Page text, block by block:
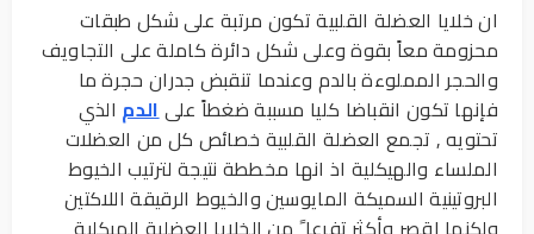
ان خلايا العضلة القلبية تكون مرتبة على شكل طبقات
محزومة معاً بقوة وعلى شكل دائرة كاملة على التجاويف
والحجر المملوءة بالدم وعندما تنقبض جدران حجرة ما
فإنها تكون انقباضا كليا مسببة ضغطاً علىالدم الذي
تحتويه , تجمع العضلة القلبية خصائص كل من العضلات
الملساء والهيكلية اذ انها مخططة نتيجة لترتيب الخيوط
البروتينية السميكة المايوسين والخيوط الرقيقة اللاكتين